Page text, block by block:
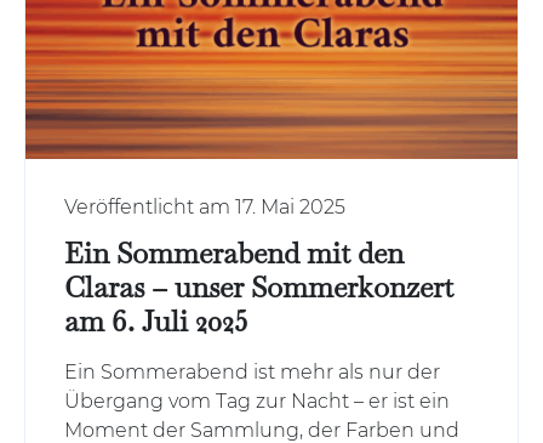
Veröffentlicht am 17. Mai 2025
Ein Sommerabend mit den
Claras – unser Sommerkonzert
am 6. Juli 2025
Ein Sommerabend ist mehr als nur der
Übergang vom Tag zur Nacht – er ist ein
Moment der Sammlung, der Farben und